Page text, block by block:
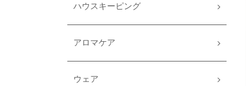
ハウスキーピング
アロマケア
ウェア